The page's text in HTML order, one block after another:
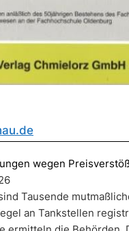
wegen
Tausende
an Tankstellen